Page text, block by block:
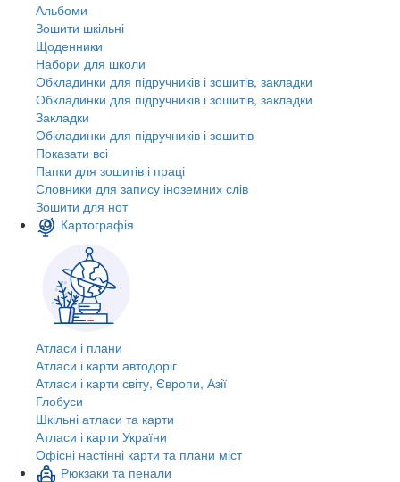
Альбоми
Зошити шкільні
Щоденники
Набори для школи
Обкладинки для підручників і зошитів, закладки
Обкладинки для підручників і зошитів, закладки
Закладки
Обкладинки для підручників і зошитів
Показати всі
Папки для зошитів і праці
Словники для запису іноземних слів
Зошити для нот
Картографія
Атласи і плани
Атласи і карти автодоріг
Атласи і карти світу, Європи, Азії
Глобуси
Шкільні атласи та карти
Атласи і карти України
Офісні настінні карти та плани міст
Рюкзаки та пенали